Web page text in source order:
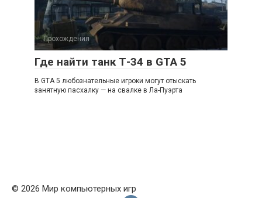
Прохождения
Где найти танк Т-34 в GTA 5
В GTA 5 любознательные игроки могут отыскать
занятную пасхалку — на свалке в Ла-Пуэрта
© 2026 Мир компьютерных игр